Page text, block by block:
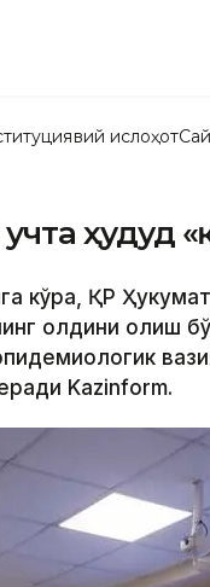
ислоҳот
ҳудуд
кўра, ҚР
олдини олиш
Kazinform.